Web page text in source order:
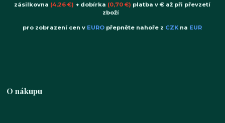
zásilkovna (4,26 €) + dobírka (0,70 €) platba v € až při převzetí
zboží
pro zobrazení cen v EURO přepněte nahoře z CZKna EUR
O nákupu